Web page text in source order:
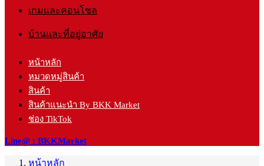
เกมและคอนโซล
บ้านและที่อยู่อาศัย
หน้าหลัก
หมวดหมู่สินค้า
สินค้า
สินค้าแนะนำ By BKK Market
ช่อง TikTok
Line@ : BKKMarket
หน้าหลัก